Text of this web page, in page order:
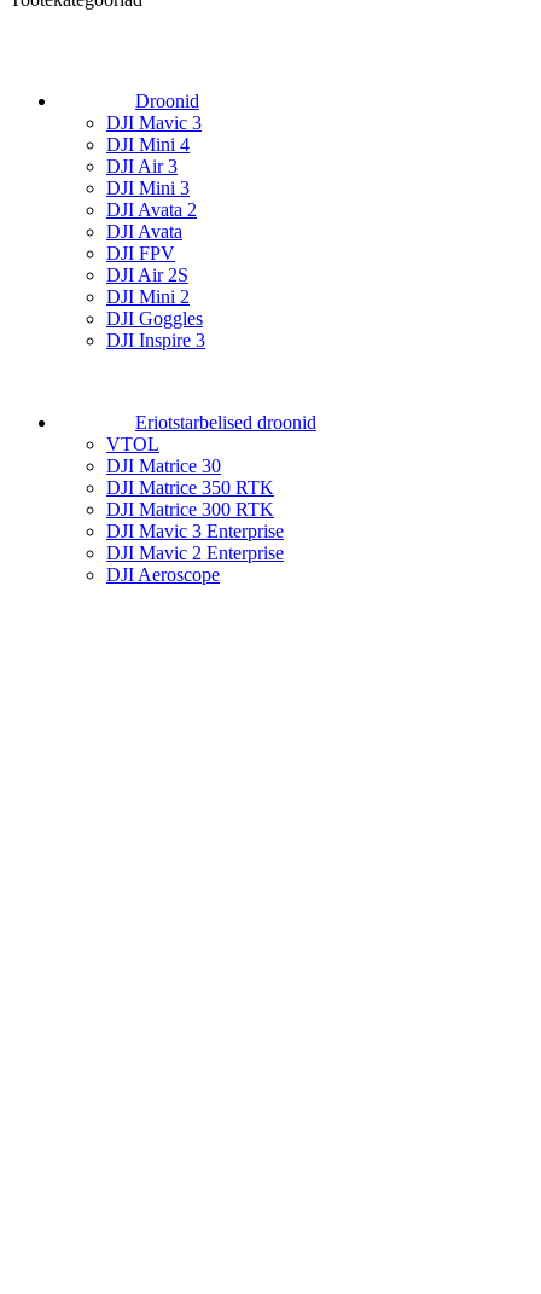
Droonid
DJI Mavic 3
DJI Mini 4
DJI Air 3
DJI Mini 3
DJI Avata 2
DJI Avata
DJI FPV
DJI Air 2S
DJI Mini 2
DJI Goggles
DJI Inspire 3
Eriotstarbelised droonid
VTOL
DJI Matrice 30
DJI Matrice 350 RTK
DJI Matrice 300 RTK
DJI Mavic 3 Enterprise
DJI Mavic 2 Enterprise
DJI Aeroscope